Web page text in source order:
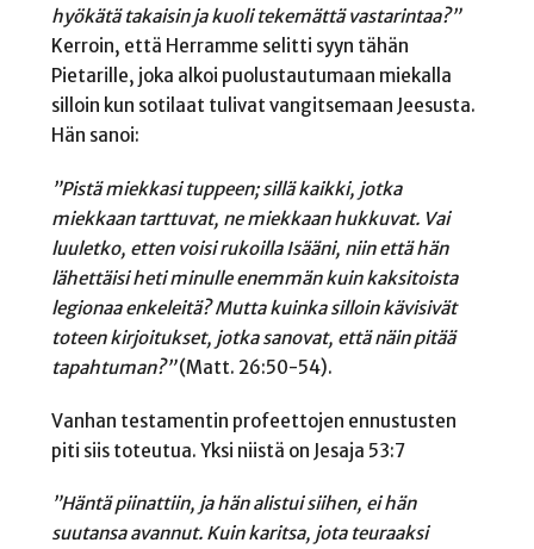
hyökätä takaisin ja kuoli tekemättä vastarintaa?”
Kerroin, että Herramme selitti syyn tähän
Pietarille, joka alkoi puolustautumaan miekalla
silloin kun sotilaat tulivat vangitsemaan Jeesusta.
Hän sanoi:
”Pistä miekkasi tuppeen; sillä kaikki, jotka
miekkaan tarttuvat, ne miekkaan hukkuvat. Vai
luuletko, etten voisi rukoilla Isääni, niin että hän
lähettäisi heti minulle enemmänkuin kaksitoista
legionaa enkeleitä? Mutta kuinka silloin kävisivät
toteen kirjoitukset, jotka sanovat, että näin pitää
tapahtuman?”(Matt. 26:50-54).
Vanhan testamentin profeettojen ennustusten
piti siis toteutua. Yksi niistä on Jesaja 53:7
”Häntä piinattiin, ja hän alistui siihen, ei hän
suutansa avannut. Kuin karitsa, jota teuraaksi